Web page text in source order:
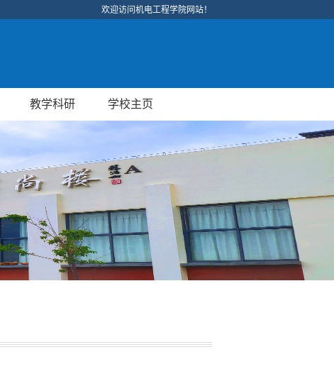
欢迎访问机电工程学院网站！
教学科研 学校主页